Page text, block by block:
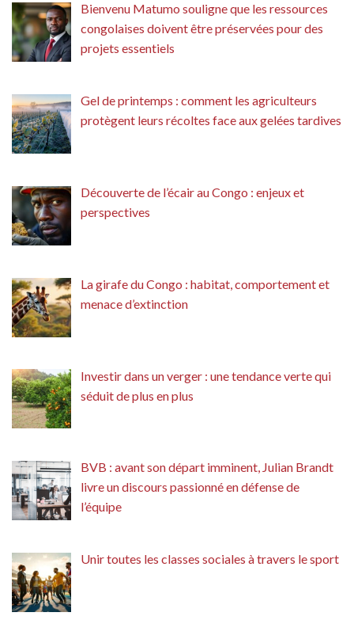
Bienvenu Matumo souligne que les ressources
congolaises doivent être préservées pour des
projets essentiels
Gel de printemps : comment les agriculteurs
protègent leurs récoltes face aux gelées tardives
Découverte de l’écair au Congo : enjeux et
perspectives
La girafe du Congo : habitat, comportement et
menace d’extinction
Investir dans un verger : une tendance verte qui
séduit de plus en plus
BVB : avant son départ imminent, Julian Brandt
livre un discours passionné en défense de
l’équipe
Unir toutes les classes sociales à travers le sport